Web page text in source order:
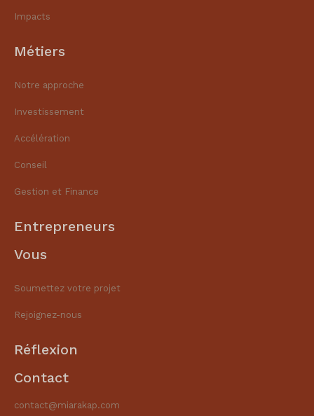
Impacts
Métiers
Notre approche
Investissement
Accélération
Conseil
Gestion et Finance​
Entrepreneurs
Vous
Soumettez votre projet
Rejoignez-nous
Réflexion
Contact
contact@miarakap.com